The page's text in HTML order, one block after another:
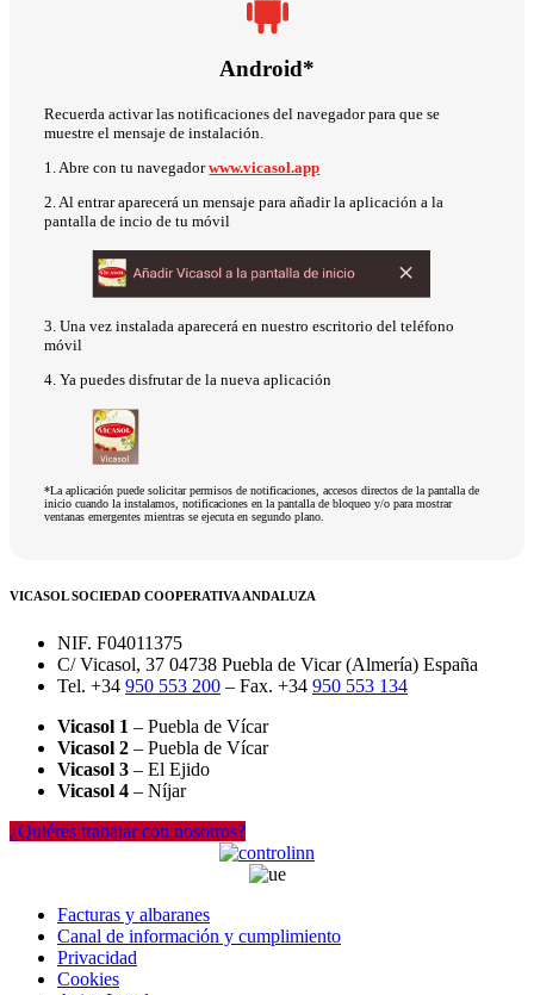
Android*
Recuerda activar las notificaciones del navegador para que se
muestre el mensaje de instalación.
1. Abre con tu navegadorwww.vicasol.app
2. Al entrar aparecerá un mensaje para añadir la aplicación a la
pantalla de incio de tu móvil
3. Una vez instalada aparecerá en nuestro escritorio del teléfono
móvil
4. Ya puedes disfrutar de la nueva aplicación
*La aplicación puede solicitar permisos de notificaciones, accesos directos de la pantalla de
inicio cuando la instalamos, notificaciones en la pantalla de bloqueo y/o para mostrar
ventanas emergentes mientras se ejecuta en segundo plano.
VICASOL SOCIEDAD COOPERATIVA ANDALUZA
NIF. F04011375
C/ Vicasol, 37 04738 Puebla de Vicar (Almería) España
Tel. +34 950 553 200 – Fax. +34 950 553 134
Vicasol 1 – Puebla de Vícar
Vicasol 2 – Puebla de Vícar
Vicasol 3 – El Ejido
Vicasol 4 – Níjar
¿Quiéres trabajar con nosotros?
Facturas y albaranes
Canal de información y cumplimiento
Privacidad
Cookies